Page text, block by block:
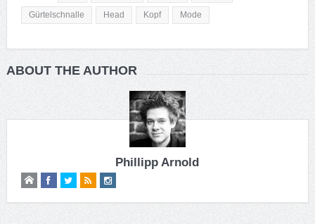
Gürtelschnalle Head Kopf Mode
ABOUT THE AUTHOR
Phillipp Arnold